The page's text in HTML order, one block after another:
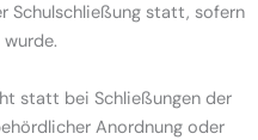
Schulschließung statt, sofern
statt bei Schließungen der
Anordnung oder